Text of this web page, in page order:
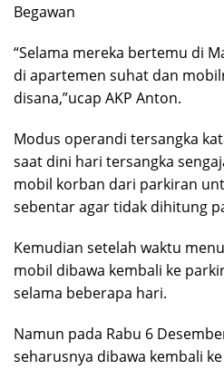
Begawan
“Selama mereka bertemu di
di apartemen suhat dan
disana,”ucap AKP Anton.
Modus operandi tersangka
saat dini hari tersangka
mobil korban dari parkiran
sebentar agar tidak dihitung
Kemudian setelah waktu
mobil dibawa kembali ke
selama beberapa hari.
Namun pada Rabu 6
seharusnya dibawa kembali